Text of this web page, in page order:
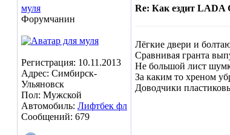
муля
Форумчанин
Регистрация: 10.11.2013
Адрес: Симбирск-
Ульяновск
Пол: Мужской
Автомобиль: Лифтбек фл
Сообщений: 679
Re: Как ездит LADA
Лёгкие двери и
Сравнивая гранта
Не большой лист
За каким то хреном
Доводчики